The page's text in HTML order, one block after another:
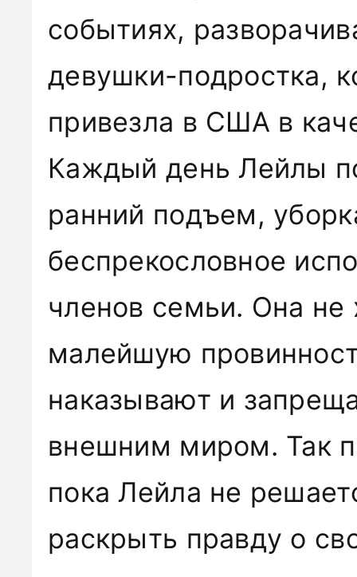
событиях,
девушки-подростка,
привезла в США в
Каждый день Лейлы
ранний подъем,
беспрекословное
членов семьи. Она не
малейшую
наказывают и
внешним миром. Так
пока Лейла не
раскрыть правду о